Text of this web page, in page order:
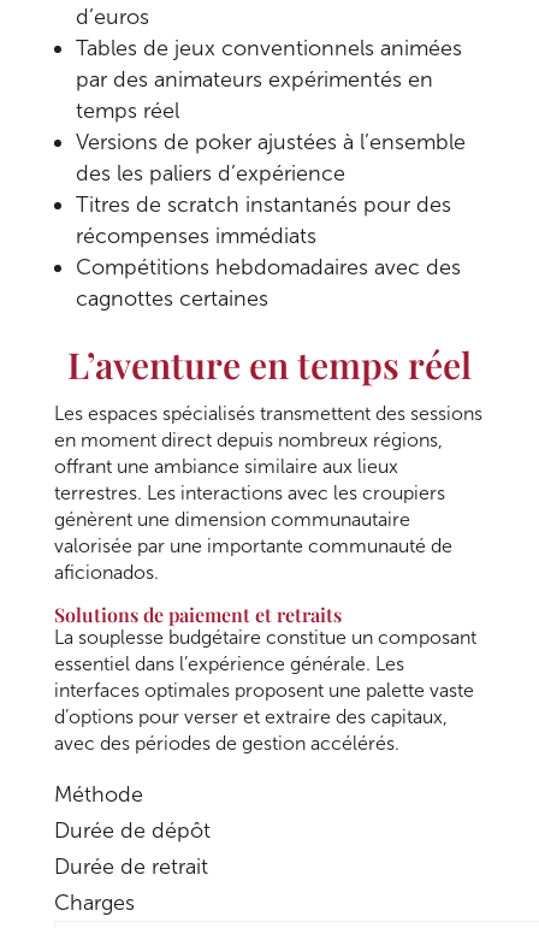
d’euros
Tables de jeux conventionnels animées
par des animateurs expérimentés en
temps réel
Versions de poker ajustées à l’ensemble
des les paliers d’expérience
Titres de scratch instantanés pour des
récompenses immédiats
Compétitions hebdomadaires avec des
cagnottes certaines
L’aventure en temps réel
Les espaces spécialisés transmettent des sessions
en moment direct depuis nombreux régions,
offrant une ambiance similaire aux lieux
terrestres. Les interactions avec les croupiers
génèrent une dimension communautaire
valorisée par une importante communauté de
aficionados.
Solutions de paiement et retraits
La souplesse budgétaire constitue un composant
essentiel dans l’expérience générale. Les
interfaces optimales proposent une palette vaste
d’options pour verser et extraire des capitaux,
avec des périodes de gestion accélérés.
Méthode
Durée de dépôt
Durée de retrait
Charges